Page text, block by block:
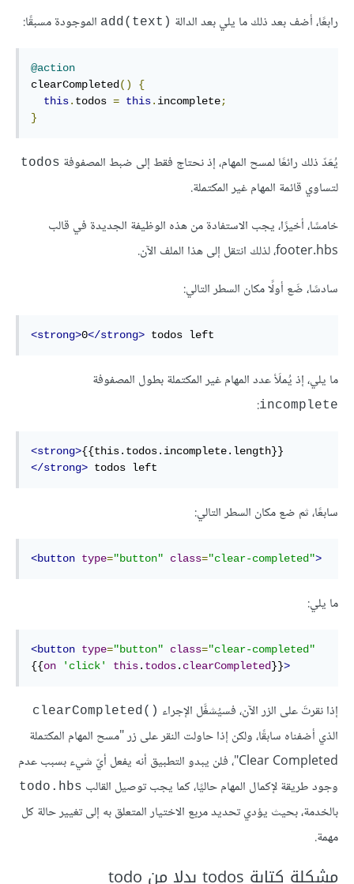
رابعًا، أضف بعد ذلك ما يلي بعد الدالة add(text)‎ الموجودة مسبقًا:
@action
clearCompleted ()
{
this. todos = this. incomplete;
}
يُعَدّ ذلك رائعًا لمسح المهام، إذ نحتاج فقط إلى ضبط المصفوفة todos
لتساوي قائمة المهام غير المكتملة.
خامسًا، أخيرًا، يجب الاستفادة من هذه الوظيفة الجديدة في قالب
footer.hbs، لذلك انتقل إلى هذا الملف الآن.
سادسًا، ضَع أولًا مكان السطر التالي:
<strong>0</strong> todos left
ما يلي، إذ يُملَأ عدد المهام غير المكتملة بطول المصفوفة
incomplete
:
<strong>{{this.todos.incomplete.length}}
</strong> todos left
سابعًا، ثم ضع مكان السطر التالي:
<button type="button" class="clear-completed">
ما يلي:
<button type="button" class="clear-completed"
{{on 'click' this. todos. clearCompleted}}>
إذا نقرتَ على الزر الآن، فسيُشغَّل الإجراء clearCompleted()‎
الذي أضفناه سابقًا، ولكن إذا حاولت النقر على زر "مسح المهام المكتملة
Clear Completed"، فلن يبدو التطبيق أنه يفعل أيّ شيء بسبب عدم
وجود طريقة لإكمال المهام حاليًا، كما يجب توصيل القالب todo.hbs
بالخدمة، بحيث يؤدي تحديد مربع الاختيار المتعلق به إلى تغيير حالة كل
مهمة.
مشكلة كتابة todos بدلا من todo